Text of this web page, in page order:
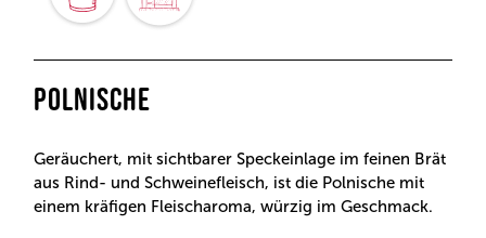
POLNISCHE
Geräuchert, mit sichtbarer Speckeinlage im feinen Brät
aus Rind- und Schweinefleisch, ist die Polnische mit
einem kräfigen Fleischaroma, würzig im Geschmack.